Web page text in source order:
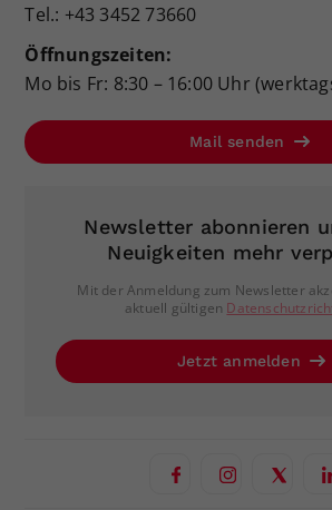
Tel.: +43 3452 73660
Öffnungszeiten:
Mo bis Fr: 8:30 – 16:00 Uhr
Mail senden
Newsletter abonnieren
Neuigkeiten mehr
Mit der Anmeldung zum Newsletter
aktuell gültigen
Jetzt anmelden